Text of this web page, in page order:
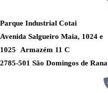
Parque Industrial Cotai
Avenida Salgueiro Maia, 1024 e
1025 Armazém 11 C
2785-501 São Domingos de Rana